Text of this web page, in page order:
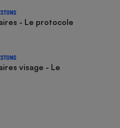
- Le protocole
visage - Le